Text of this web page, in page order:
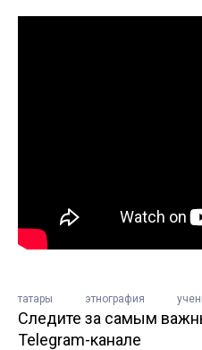
татары этнография
Следите за самым
Telegram-канале